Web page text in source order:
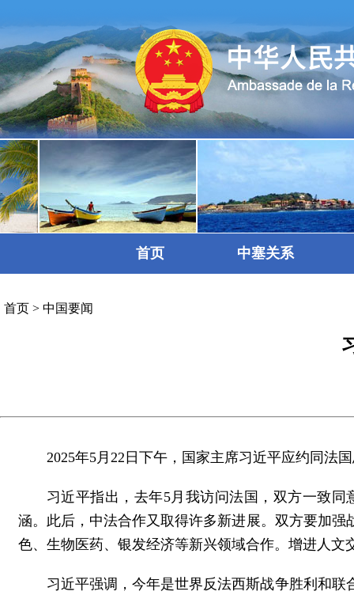
首页 中塞关系
首页 > 中国要闻
2025年5月22日下午，国家主席习近平应约同法
习近平指出，去年5月我访问法国，双方一致
涵。此后，中法合作又取得许多新进展。双方要加
色、生物医药、银发经济等新兴领域合作。增进人文
习近平强调，今年是世界反法西斯战争胜利和